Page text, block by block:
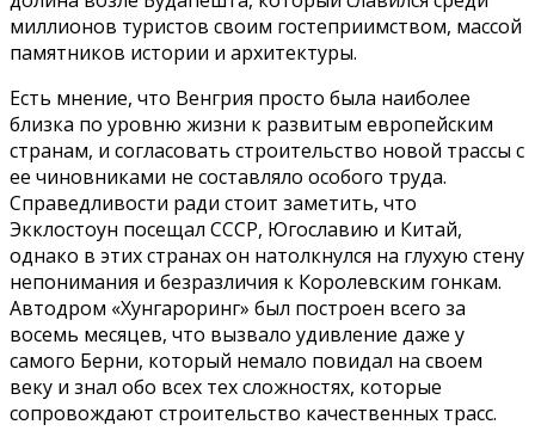
миллионов туристов своим гостеприимством, массой
памятников истории и архитектуры.
Есть мнение, что Венгрия просто была наиболее
близка по уровню жизни к развитым европейским
странам, и согласовать строительство новой трассы с
ее чиновниками не составляло особого труда.
Справедливости ради стоит заметить, что
Экклостоун посещал СССР, Югославию и Китай,
однако в этих странах он натолкнулся на глухую стену
непонимания и безразличия к Королевским гонкам.
Автодром «Хунгароринг» был построен всего за
восемь месяцев, что вызвало удивление даже у
самого Берни, который немало повидал на своем
веку и знал обо всех тех сложностях, которые
сопровождают строительство качественных трасс.